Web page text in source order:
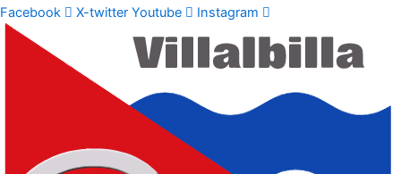
Facebook
X-twitter Youtube Instagram